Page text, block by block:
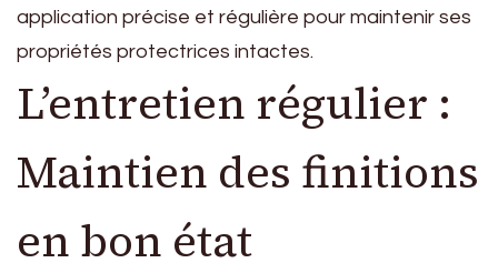
application précise et régulière pour maintenir ses
propriétés protectrices intactes.
L’entretien régulier :
Maintien des finitions
en bon état